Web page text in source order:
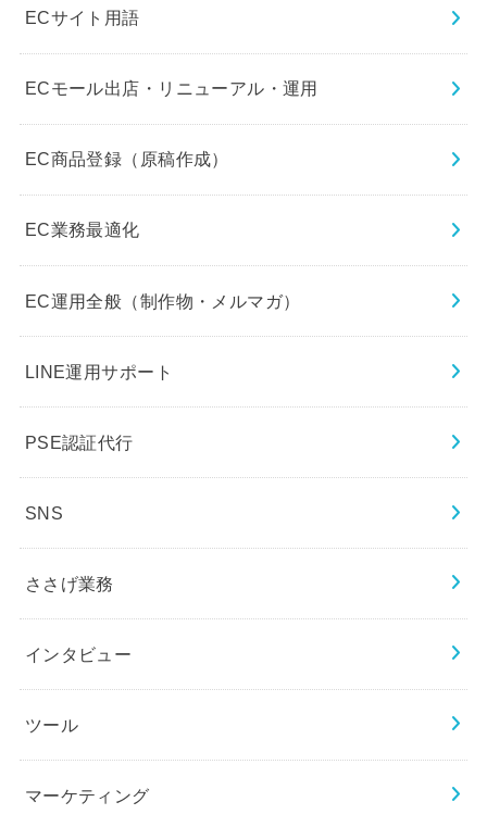
ECサイト用語
ECモール出店・リニューアル・運用
EC商品登録（原稿作成）
EC業務最適化
EC運用全般（制作物・メルマガ）
LINE運用サポート
PSE認証代行
SNS
ささげ業務
インタビュー
ツール
マーケティング